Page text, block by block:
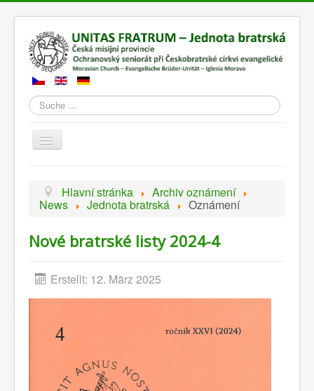
Suchen
Přepnout
navigaci
34 5
Hlavní stránka Archiv oznámení
News Jednota bratrská Oznámení
Nové bratrské listy 2024-4
Erstellt: 12. März 2025